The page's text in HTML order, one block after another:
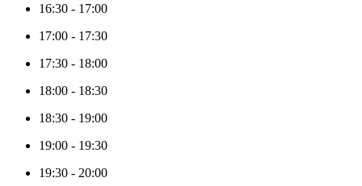
16:30 - 17:00
17:00 - 17:30
17:30 - 18:00
18:00 - 18:30
18:30 - 19:00
19:00 - 19:30
19:30 - 20:00